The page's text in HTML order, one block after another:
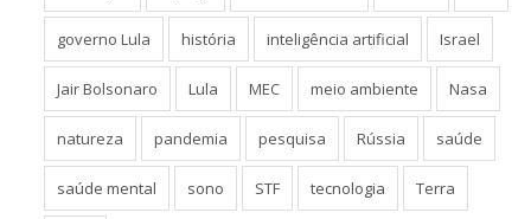
governo Lula história inteligência artificial Israel
Jair Bolsonaro Lula MEC meio ambiente Nasa
natureza pandemia pesquisa Rússia saúde
saúde mental sono STF tecnologia Terra